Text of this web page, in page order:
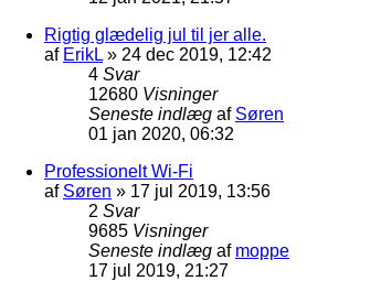
Rigtig glædelig jul til jer alle.
af ErikL » 24 dec 2019, 12:42
4 Svar
12680 Visninger
Seneste indlæg af Søren
01 jan 2020, 06:32
Professionelt Wi-Fi
af Søren » 17 jul 2019, 13:56
2 Svar
9685 Visninger
Seneste indlæg af moppe
17 jul 2019, 21:27